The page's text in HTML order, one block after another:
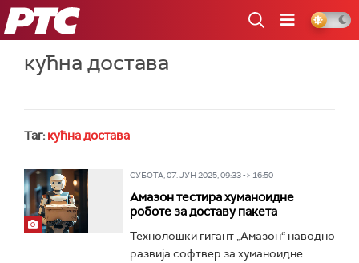
РТС
кућна достава
Таг: кућна достава
СУБОТА, 07. ЈУН 2025, 09:33 -> 16:50
Амазон тестира хуманоидне
роботе за доставу пакета
Технолошки гигант „Амазон“ наводно
развија софтвер за хуманоидне